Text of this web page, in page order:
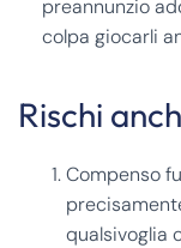
preannunzio
colpa giocarli
Rischi
Compenso
qualsivoglia